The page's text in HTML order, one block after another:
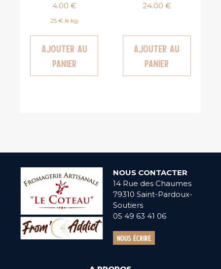
4.00 €
25 € le kg
Ajouter au
panier
24.00 €
Ajouter au
panier
NOUS CONTACTER
14 Rue des Chaumes
79310 Saint-Pardoux-
Soutiers
05 49 63 41 06
Nous écrire